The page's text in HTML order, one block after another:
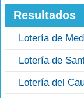
Resultados
Lotería de
Lotería de
Lotería del